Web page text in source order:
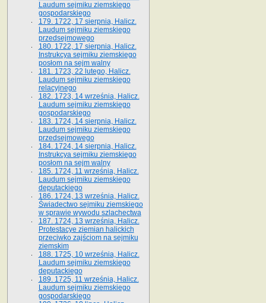
Laudum sejmiku ziemskiego
gospodarskiego
179. 1722, 17 sierpnia, Halicz.
Laudum sejmiku ziemskiego
przedsejmowego
180. 1722, 17 sierpnia, Halicz.
Instrukcya sejmiku ziemskiego
posłom na sejm walny
181. 1723, 22 lutego, Halicz.
Laudum sejmiku ziemskiego
relacyjnego
182. 1723, 14 września, Halicz.
Laudum sejmiku ziemskiego
gospodarskiego
183. 1724, 14 sierpnia, Halicz.
Laudum sejmiku ziemskiego
przedsejmowego
184. 1724, 14 sierpnia, Halicz.
Instrukcya sejmiku ziemskiego
posłom na sejm walny
185. 1724, 11 września, Halicz.
Laudum sejmiku ziemskiego
deputackiego
186. 1724, 13 września, Halicz.
Świadectwo sejmiku ziemskiego
w sprawie wywodu szlachectwa
187. 1724, 13 września, Halicz.
Protestacye ziemian halickich
przeciwko zajściom na sejmiku
ziemskim
188. 1725, 10 września, Halicz.
Laudum sejmiku ziemskiego
deputackiego
189. 1725, 11 września, Halicz.
Laudum sejmiku ziemskiego
gospodarskiego